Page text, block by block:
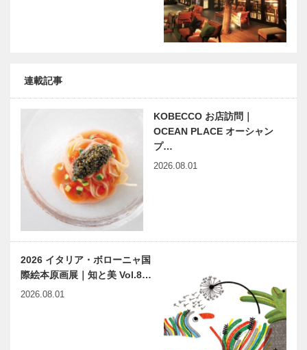
連載記事
KOBECCO お店訪問｜
OCEAN PLACE オーシャン
プ…
2026.08.01
2026 イタリア・ボローニャ国
際絵本原画展｜知と美 Vol.8…
2026.08.01